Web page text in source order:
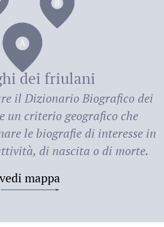
dei friulani
ilDizionario Biografico dei
un criterio geografico che
le biografie di interesse in
di nascita o di morte.
mappa